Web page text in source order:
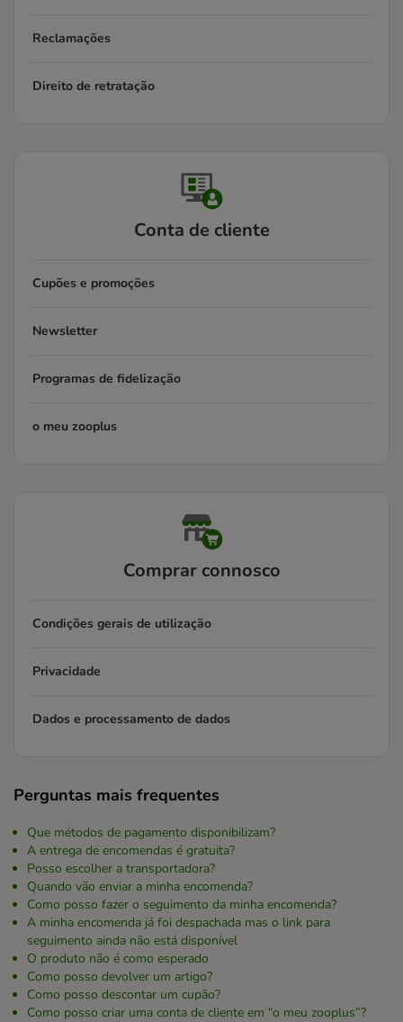
Reclamações
Direito de retratação
Conta de cliente
Cupões e promoções
Newsletter
Programas de fidelização
o meu zooplus
Comprar connosco
Condições gerais de utilização
Privacidade
Dados e processamento de dados
Perguntas mais frequentes
Que métodos de pagamento disponibilizam?
A entrega de encomendas é gratuita?
Posso escolher a transportadora?
Quando vão enviar a minha encomenda?
Como posso fazer o seguimento da minha encomenda?
A minha encomenda já foi despachada mas o link para
seguimento ainda não está disponível
O produto não é como esperado
Como posso devolver um artigo?
Como posso descontar um cupão?
Como posso criar uma conta de cliente em “o meu zooplus”?